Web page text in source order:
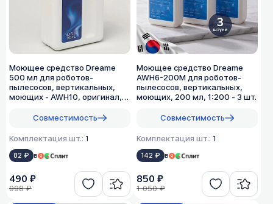
Моющее средство Dreame
500 мл для роботов-
пылесосов, вертикальных,
моющих - AWH10, оригинал,
Совместимость
Комплектация шт.: 1
82 ₽ в
490 ₽
998 ₽
Моющее средство Dreame
AWH6-200M для роботов-
пылесосов, вертикальных,
моющих, 200 мл, 1:200 - 3 шт.
Совместимость
Комплектация шт.: 1
142 ₽ в
850 ₽
1 050 ₽